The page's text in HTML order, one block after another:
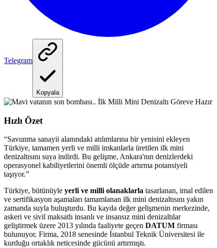
Telegram
Kopyala
Hızlı Özet
“Savunma sanayii alanındaki atılımlarına bir yenisini ekleyen
Türkiye, tamamen yerli ve milli imkanlarla üretilen ilk mini
denizaltısını suya indirdi. Bu gelişme, Ankara'nın denizlerdeki
operasyonel kabiliyetlerini önemli ölçüde artırma potansiyeli
taşıyor.”
Türkiye, bütünüyle yerli ve milli olanaklarla tasarlanan, imal edilen
ve sertifikasyon aşamaları tamamlanan ilk mini denizaltısını yakın
zamanda suyla buluşturdu. Bu kayda değer gelişmenin merkezinde,
askeri ve sivil maksatlı insanlı ve insansız mini denizaltılar
geliştirmek üzere 2013 yılında faaliyete geçen DATUM firması
bulunuyor. Firma, 2018 senesinde İstanbul Teknik Üniversitesi ile
kurduğu ortaklık neticesinde gücünü artırmıştı.